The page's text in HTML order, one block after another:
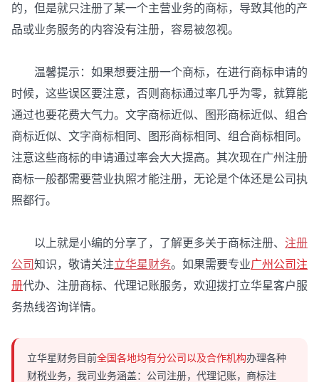
的，但是就只注册了某一个主营业务的商标，导致其他的产
品或业务服务的内容没有注册，容易被忽视。
温馨提示：如果想要注册一个商标，在进行商标申请的
时候，这些误区要注意，否则商标通过率几乎为零，就算能
通过也要花费大气力。文字商标近似、图形商标近似、组合
商标近似、文字商标相同、图形商标相同、组合商标相同。
注意这些商标的申请通过率会大大提高。其次现在广州注册
商标一般都需要营业执照才能注册，无论是个体还是公司执
照都行。
以上就是小编的分享了，了解更多关于商标注册、 注册
公司知识，敬请关注立华星财务。如果需要专业广州公司注
册代办、注册商标、代理记账服务，欢迎拨打立华星客户服
务热线咨询详情。
立华星财务目前全国各地均有分公司以及合作机构办理各种
财税业务，我司业务涵盖：公司注册，代理记账，商标注